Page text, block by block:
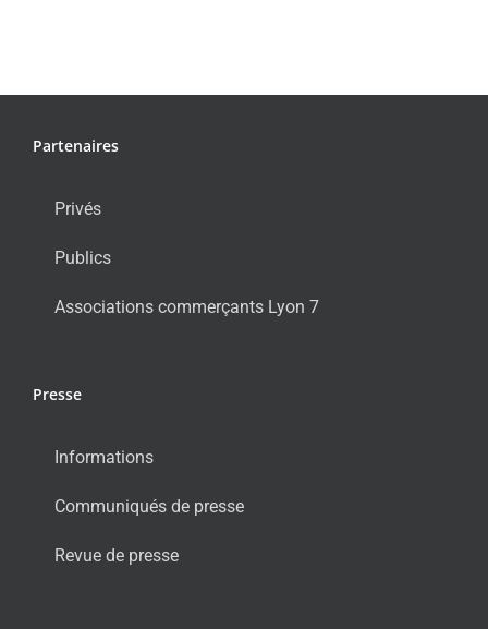
Partenaires
Privés
Publics
Associations commerçants Lyon 7
Presse
Informations
Communiqués de presse
Revue de presse